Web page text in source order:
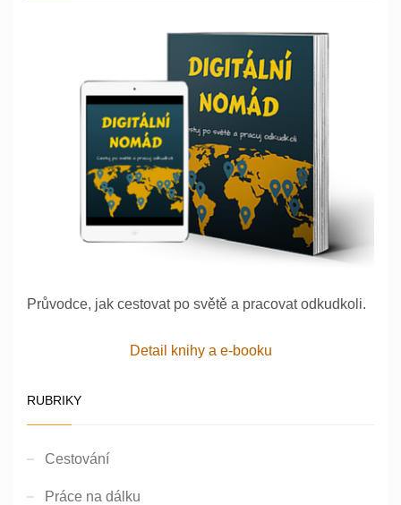
Průvodce, jak cestovat po světě a pracovat odkudkoli.
Detail knihy a e-booku
RUBRIKY
Cestování
Práce na dálku